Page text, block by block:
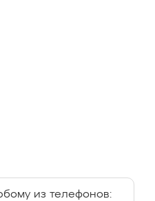
из телефонов: